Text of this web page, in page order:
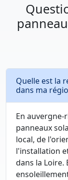
Quelle est la
dans ma
En
panneaux
local, de
l'installation
dans la